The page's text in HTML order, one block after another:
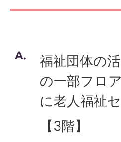
福祉団体の
の一部フロ
に老人福祉
【3階】